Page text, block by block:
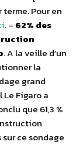
Pour en
. – 62% des
. A la veille d’un
la
grand
Figaro a
que 61,3 %
sur ce sondage